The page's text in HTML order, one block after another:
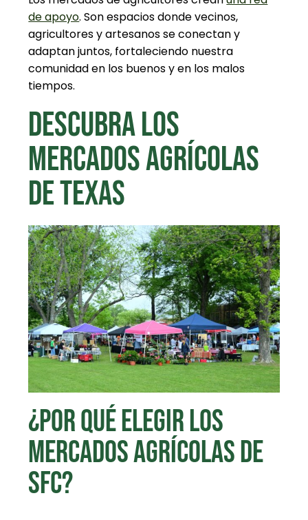
de apoyo. Son espacios donde vecinos,
agricultores y artesanos se conectan y
adaptan juntos, fortaleciendo nuestra
comunidad en los buenos y en los malos
tiempos.
DESCUBRA LOS
MERCADOS AGRÍCOLAS
DE TEXAS
¿POR QUÉ ELEGIR LOS
MERCADOS AGRÍCOLAS DE
SFC?